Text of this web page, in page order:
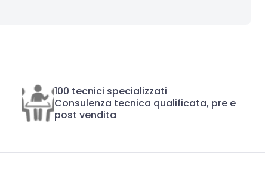
100 tecnici specializzati
Consulenza tecnica qualificata, pre e
post vendita